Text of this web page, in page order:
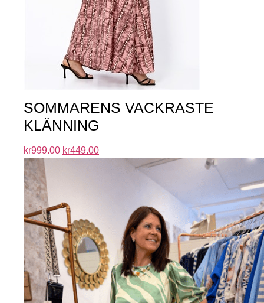
SOMMARENS VACKRASTE
KLÄNNING
kr999.00 kr449.00